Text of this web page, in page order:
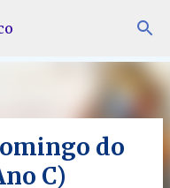
principal
do
C)